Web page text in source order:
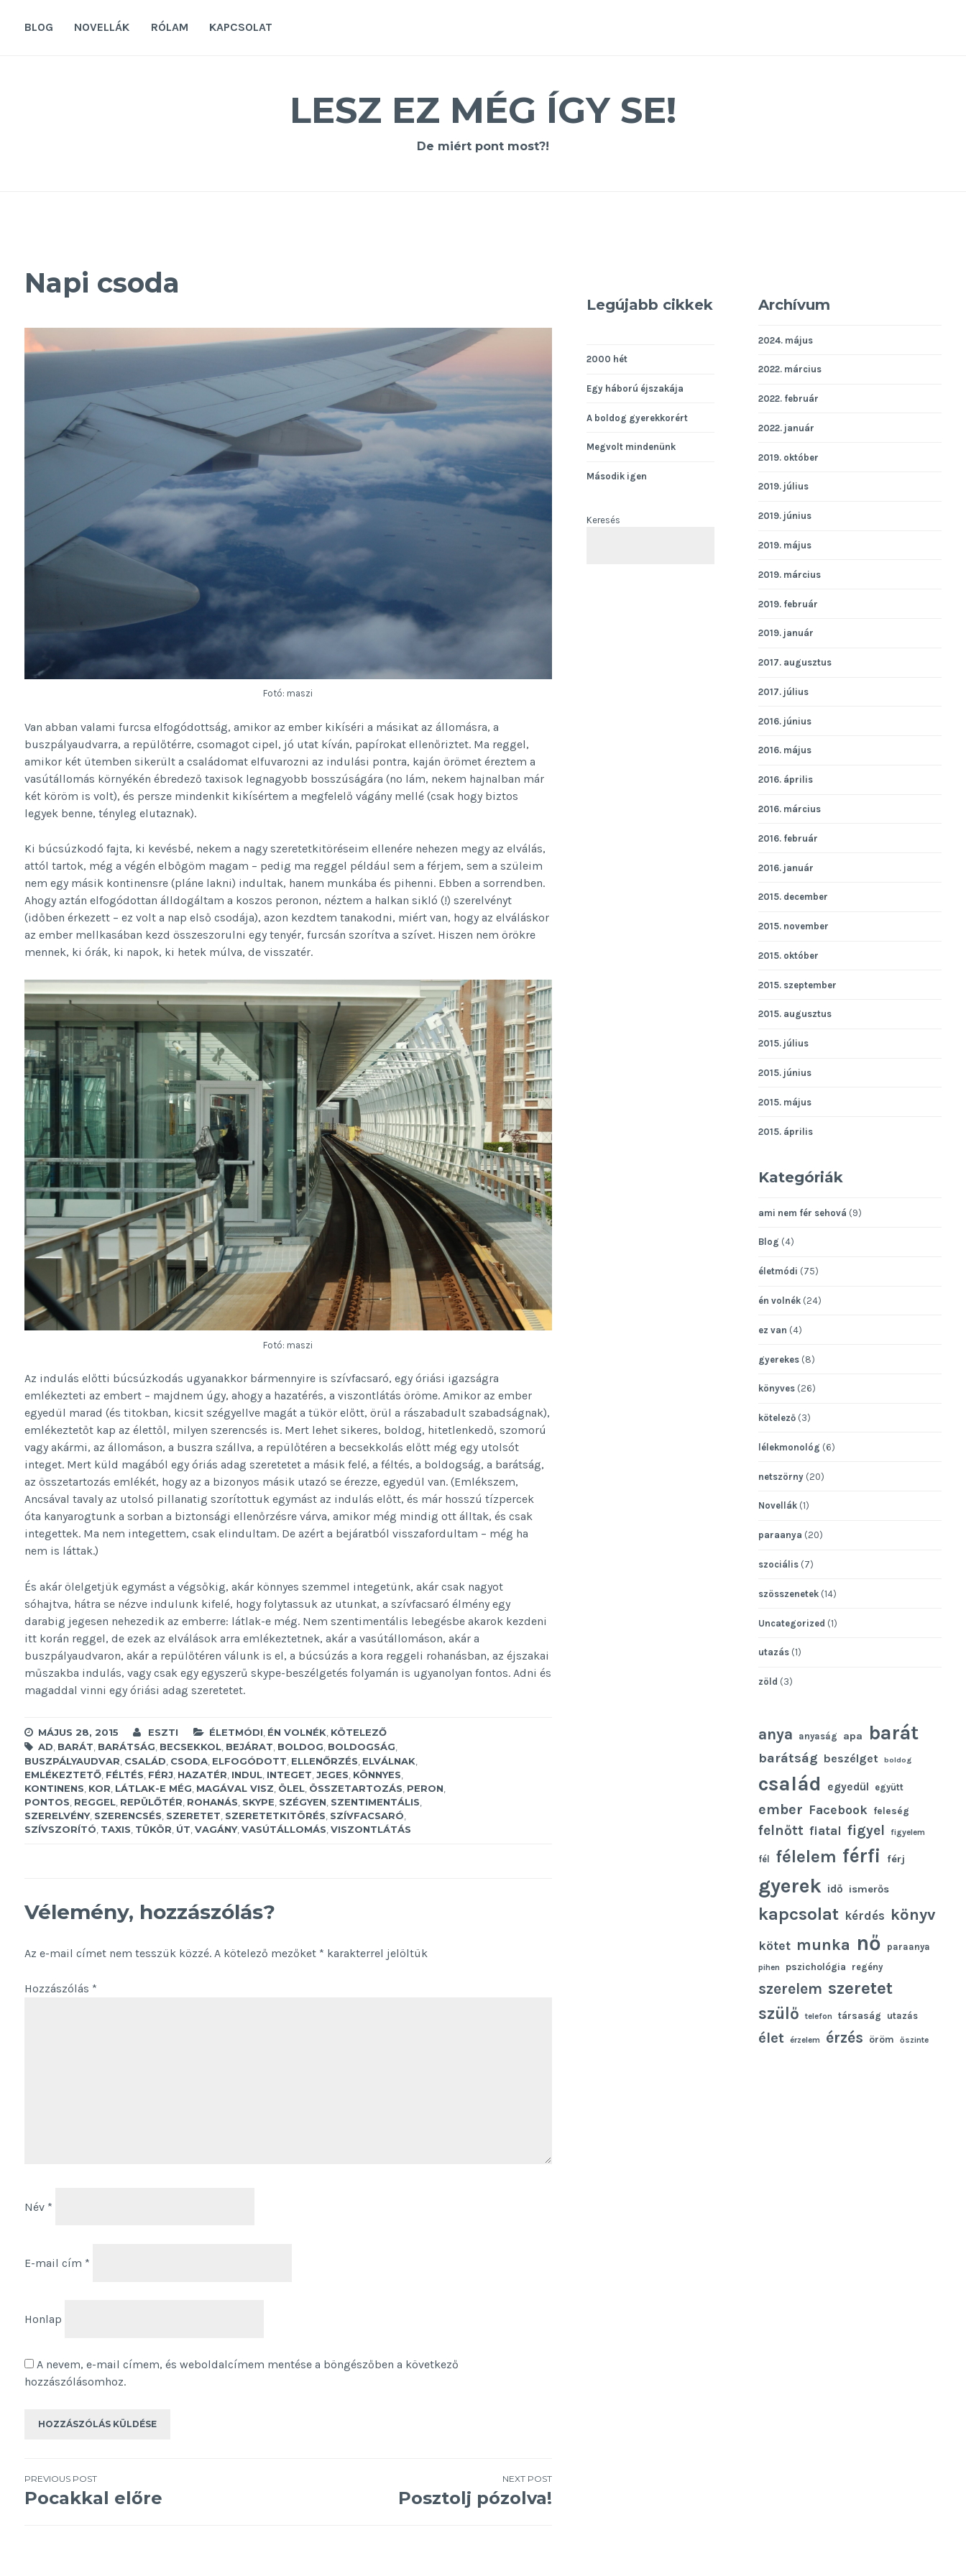
BLOG NOVELLÁK RÓLAM KAPCSOLAT
LESZ EZ MÉG ÍGY SE!
De miért pont most?!
Napi csoda
Fotó: maszi
Van abban valami furcsa elfogódottság, amikor az ember kikíséri a másikat az állomásra, a
buszpályaudvarra, a repülőtérre, csomagot cipel, jó utat kíván, papírokat ellenőriztet. Ma reggel,
amikor két ütemben sikerült a családomat elfuvarozni az indulási pontra, kaján örömet éreztem a
vasútállomás környékén ébredező taxisok legnagyobb bosszúságára (no lám, nekem hajnalban már
két köröm is volt), és persze mindenkit kikísértem a megfelelő vágány mellé (csak hogy biztos
legyek benne, tényleg elutaznak).
Ki búcsúzkodó fajta, ki kevésbé, nekem a nagy szeretetkitöréseim ellenére nehezen megy az elválás,
attól tartok, még a végén elbőgöm magam – pedig ma reggel például sem a férjem, sem a szüleim
nem egy másik kontinensre (pláne lakni) indultak, hanem munkába és pihenni. Ebben a sorrendben.
Ahogy aztán elfogódottan álldogáltam a koszos peronon, néztem a halkan sikló (!) szerelvényt
(időben érkezett – ez volt a nap első csodája), azon kezdtem tanakodni, miért van, hogy az elváláskor
az ember mellkasában kezd összeszorulni egy tenyér, furcsán szorítva a szívet. Hiszen nem örökre
mennek, ki órák, ki napok, ki hetek múlva, de visszatér.
Fotó: maszi
Az indulás előtti búcsúzkodás ugyanakkor bármennyire is szívfacsaró, egy óriási igazságra
emlékezteti az embert – majdnem úgy, ahogy a hazatérés, a viszontlátás öröme. Amikor az ember
egyedül marad (és titokban, kicsit szégyellve magát a tükör előtt, örül a rászabadult szabadságnak),
emlékeztetőt kap az élettől, milyen szerencsés is. Mert lehet sikeres, boldog, hitetlenkedő, szomorú
vagy akármi, az állomáson, a buszra szállva, a repülőtéren a becsekkolás előtt még egy utolsót
integet. Mert küld magából egy óriás adag szeretetet a másik felé, a féltés, a boldogság, a barátság,
az összetartozás emlékét, hogy az a bizonyos másik utazó se érezze, egyedül van. (Emlékszem,
Ancsával tavaly az utolsó pillanatig szorítottuk egymást az indulás előtt, és már hosszú tízpercek
óta kanyarogtunk a sorban a biztonsági ellenőrzésre várva, amikor még mindig ott álltak, és csak
integettek. Ma nem integettem, csak elindultam. De azért a bejáratból visszafordultam – még ha
nem is láttak.)
És akár ölelgetjük egymást a végsőkig, akár könnyes szemmel integetünk, akár csak nagyot
sóhajtva, hátra se nézve indulunk kifelé, hogy folytassuk az utunkat, a szívfacsaró élmény egy
darabig jegesen nehezedik az emberre: látlak-e még. Nem szentimentális lebegésbe akarok kezdeni
itt korán reggel, de ezek az elválások arra emlékeztetnek, akár a vasútállomáson, akár a
buszpályaudvaron, akár a repülőtéren válunk is el, a búcsúzás a kora reggeli rohanásban, az éjszakai
műszakba indulás, vagy csak egy egyszerű skype-beszélgetés folyamán is ugyanolyan fontos. Adni és
magaddal vinni egy óriási adag szeretetet.
MÁJUS 28, 2015 ESZTI ÉLETMÓDI ÉN VOLNÉK KÖTELEZŐ
AD BARÁT BARÁTSÁG BECSEKKOL, BEJÁRAT BOLDOG BOLDOGSÁG
BUSZPÁLYAUDVAR CSALÁD CSODA, ELFOGÓDOTT ELLENŐRZÉS ELVÁLNAK
EMLÉKEZTETŐ, FÉLTÉS FÉRJ HAZATÉR INDUL, INTEGET JEGES KÖNNYES
KONTINENS KOR LÁTLAK-E MÉG MAGÁVAL VISZ ÖLEL, ÖSSZETARTOZÁS PERON
PONTOS REGGEL, REPÜLŐTÉR ROHANÁS SKYPE SZÉGYEN SZENTIMENTÁLIS
SZERELVÉNY, SZERENCSÉS SZERETET SZERETETKITÖRÉS SZÍVFACSARÓ
SZÍVSZORÍTÓ TAXIS TÜKÖR ÚT VAGÁNY, VASÚTÁLLOMÁS VISZONTLÁTÁS
Vélemény, hozzászólás?
Az e-mail címet nem tesszük közzé. A kötelező mezőket * karakterrel jelöltük
Hozzászólás *
Név *
E-mail cím *
Honlap
A nevem, e-mail címem, és weboldalcímem mentése a böngészőben a következő
hozzászólásomhoz.
Bejegyzés
PREVIOUS POST
Pocakkal előre
NEXT POST
Posztolj pózolva!
Legújabb cikkek
2000 hét
Egy háború éjszakája
A boldog gyerekkorért
Megvolt mindenünk
Második igen
Keresés
KERESÉS
Archívum
2024. május
2022. március
2022. február
2022. január
2019. október
2019. július
2019. június
2019. május
2019. március
2019. február
2019. január
2017. augusztus
2017. július
2016. június
2016. május
2016. április
2016. március
2016. február
2016. január
2015. december
2015. november
2015. október
2015. szeptember
2015. augusztus
2015. július
2015. június
2015. május
2015. április
Kategóriák
ami nem fér sehová (9)
Blog (4)
életmódi (75)
én volnék (24)
ez van (4)
gyerekes (8)
könyves (26)
kötelező (3)
lélekmonológ (6)
netszörny (20)
Novellák (1)
paraanya (20)
szociális (7)
szösszenetek (14)
Uncategorized (1)
utazás (1)
zöld (3)
anya anyaság apa barát
barátság beszélget boldog
család egyedül együtt
ember Facebook feleség
felnőtt fiatal figyel figyelem
fél félelem férfi férj
gyerek idő ismerős
kapcsolat kérdés könyv
kötet munka nő paraanya
pihen pszichológia regény
szerelem szeretet
szülő telefon társaság utazás
élet érzelem érzés öröm őszinte